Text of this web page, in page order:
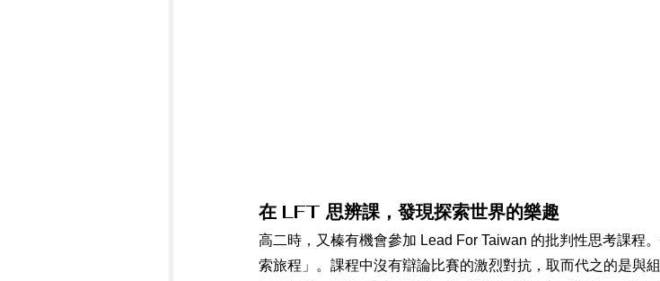
在 LFT 思辨課，發現探索世界的樂趣
高二時，又榛有機會參加 Lead For Taiwan 的批判性思考課程
索旅程」。課程中沒有辯論比賽的激烈對抗，取而代之的是與